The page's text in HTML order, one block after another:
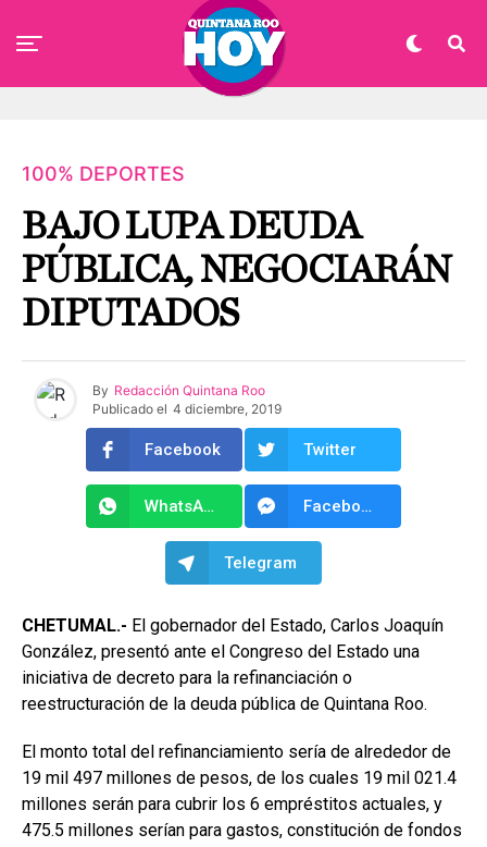
100% DEPORTES
BAJO LUPA DEUDA
PÚBLICA, NEGOCIARÁN
DIPUTADOS
By Redacción Quintana Roo
Publicado el 4 diciembre, 2019
Facebook Twitter
WhatsApp Facebook Messenger
Telegram
CHETUMAL.- El gobernador del Estado, Carlos Joaquín
González, presentó ante el Congreso del Estado una
iniciativa de decreto para la refinanciación o
reestructuración de la deuda pública de Quintana Roo.
El monto total del refinanciamiento sería de alrededor de
19 mil 497 millones de pesos, de los cuales 19 mil 021.4
millones serán para cubrir los 6 empréstitos actuales, y
475.5 millones serían para gastos, constitución de fondos